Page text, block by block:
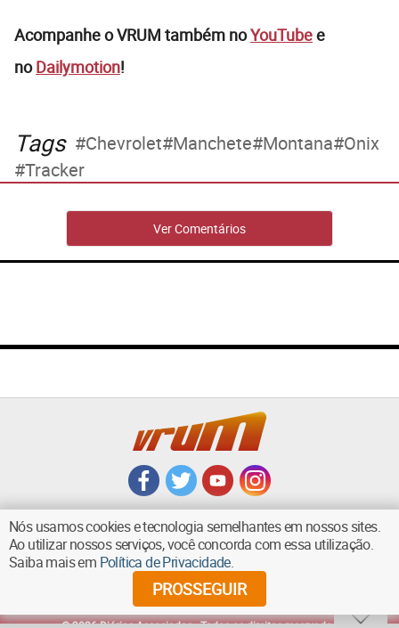
Acompanhe o VRUM também noYouTubee
noDailymotion!
Tags Chevrolet Manchete Montana Onix
Tracker
Ver Comentários
VOLTAR AO TOPO
Nós usamos cookies e tecnologia semelhantes em nossos sites.
Ao utilizar nossos serviços, você concorda com essa utilização.
Saiba mais em Política de Privacidade.
PROSSEGUIR